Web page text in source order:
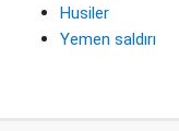
Husiler
Yemen saldırı